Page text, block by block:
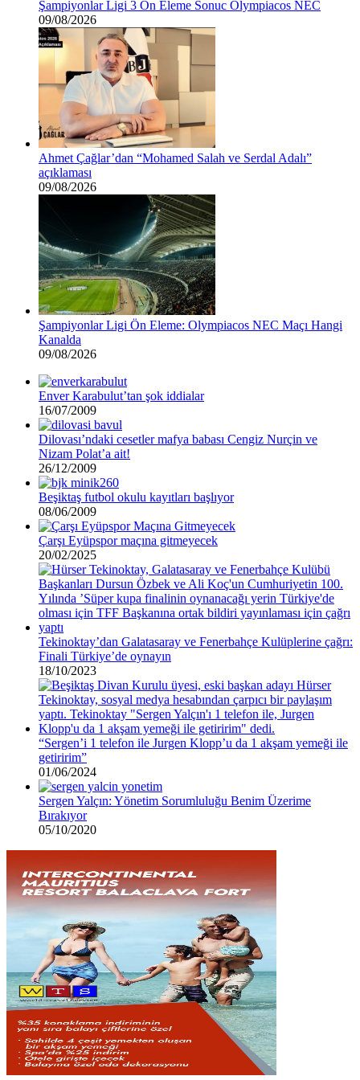
Şampiyonlar Ligi 3 Ön Eleme Sonuc Olympiacos NEC
09/08/2026
Ahmet Çağlar’dan “Mohamed Salah ve Serdal Adalı”
açıklaması
09/08/2026
Şampiyonlar Ligi Ön Eleme: Olympiacos NEC Maçı Hangi
Kanalda
09/08/2026
Enver Karabulut’tan şok iddialar
16/07/2009
Dilovası’ndaki cesetler mafya babası Cengiz Nurçin ve
Nizam Polat’a ait!
26/12/2009
Beşiktaş futbol okulu kayıtları başlıyor
08/06/2009
Çarşı Eyüpspor maçına gitmeyecek
20/02/2025
Tekinoktay’dan Galatasaray ve Fenerbahçe Kulüplerine çağrı:
Finali Türkiye’de oynayın
18/10/2023
“Sergen’i 1 telefon ile Jurgen Klopp’u da 1 akşam yemeği ile
getiririm”
01/06/2024
Sergen Yalçın: Yönetim Sorumluluğu Benim Üzerime
Bırakıyor
05/10/2020